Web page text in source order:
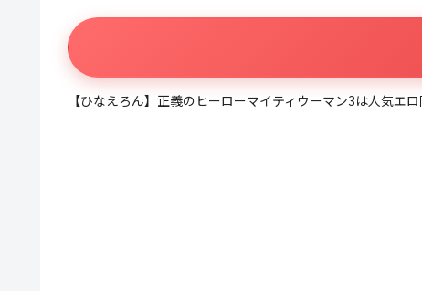
【ひなえろん】正義のヒーローマイティウーマン3は人気エロ